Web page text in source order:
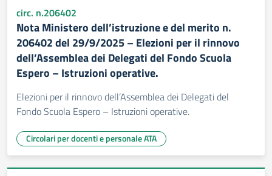
circ. n.206402
Nota Ministero dell’istruzione e del merito n.
206402 del 29/9/2025 – Elezioni per il rinnovo
dell’Assemblea dei Delegati del Fondo Scuola
Espero – Istruzioni operative.
Elezioni per il rinnovo dell’Assemblea dei Delegati del
Fondo Scuola Espero – Istruzioni operative.
Circolari per docenti e personale ATA